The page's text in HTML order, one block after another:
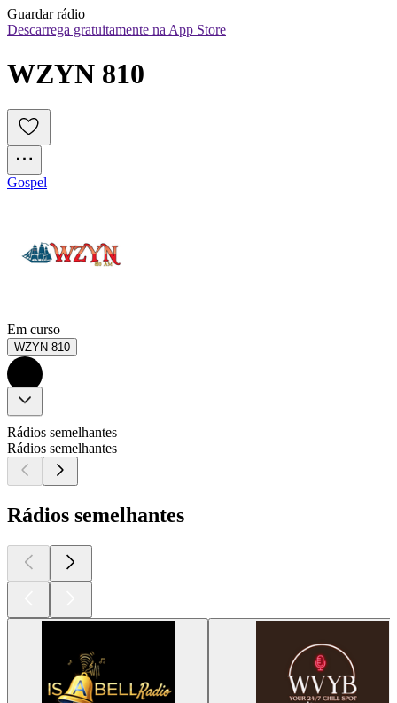
Guardar rádio
Descarrega gratuitamente na App Store
WZYN 810
Gospel
Em curso
WZYN 810
Rádios semelhantes
Rádios semelhantes
Rádios semelhantes